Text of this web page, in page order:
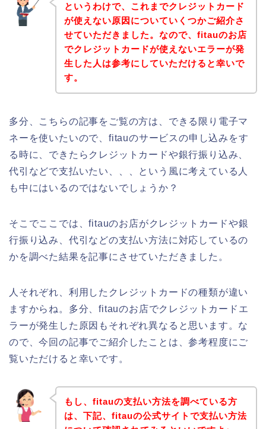
というわけで、これまでクレジットカード
が使えない原因についていくつかご紹介さ
せていただきました。なので、fitauのお店
でクレジットカードが使えないエラーが発
生した人は参考にしていただけると幸いで
す。
多分、こちらの記事をご覧の方は、できる限り電子マ
ネーを使いたいので、fitauのサービスの申し込みをす
る時に、できたらクレジットカードや銀行振り込み、
代引などで支払いたい、、、という風に考えている人
も中にはいるのではないでしょうか？
そこでここでは、fitauのお店がクレジットカードや銀
行振り込み、代引などの支払い方法に対応しているの
かを調べた結果を記事にさせていただきました。
人それぞれ、利用したクレジットカードの種類が違い
ますからね。多分、fitauのお店でクレジットカードエ
ラーが発生した原因もそれぞれ異なると思います。な
ので、今回の記事でご紹介したことは、参考程度にご
覧いただけると幸いです。
もし、fitauの支払い方法を調べている方
は、下記、fitauの公式サイトで支払い方法